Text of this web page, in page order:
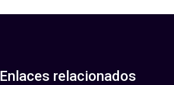
Enlaces relacionados